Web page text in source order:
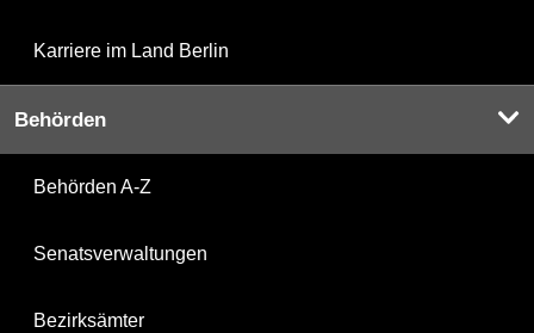
Karriere im Land Berlin
Behörden
Behörden A-Z
Senatsverwaltungen
Bezirksämter